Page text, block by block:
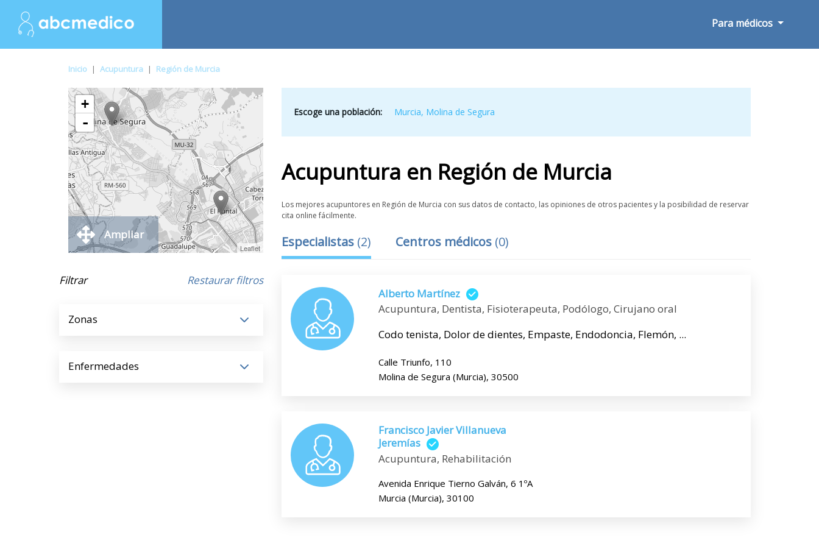
Para médicos
Inicio | Acupuntura | Región de Murcia
+
-
Leaflet
Ampliar
Filtrar Restaurar filtros
Zonas
Enfermedades
Escoge una población: Murcia, Molina de Segura
Acupuntura en Región de Murcia
Los mejores acupuntores en Región de Murcia con sus datos de contacto, las opiniones de otros pacientes y la posibilidad de reservar
cita online fácilmente.
Especialistas (2) Centros médicos (0)
Alberto Martínez
Acupuntura, Dentista, Fisioterapeuta, Podólogo, Cirujano oral
Codo tenista, Dolor de dientes, Empaste, Endodoncia, Flemón, ...
Calle Triunfo, 110
Molina de Segura (Murcia), 30500
Francisco Javier Villanueva
Jeremías
Acupuntura, Rehabilitación
Avenida Enrique Tierno Galván, 6 1ºA
Murcia (Murcia), 30100